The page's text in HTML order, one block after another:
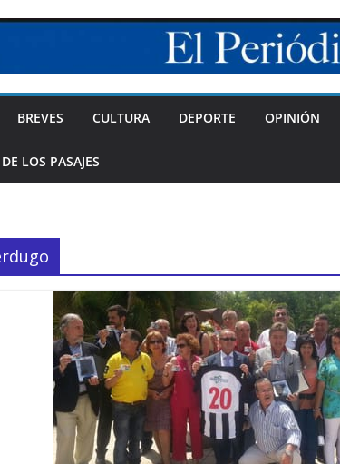
BREVES CULTURA DEPORTE OPINIÓN
LOS PASAJES